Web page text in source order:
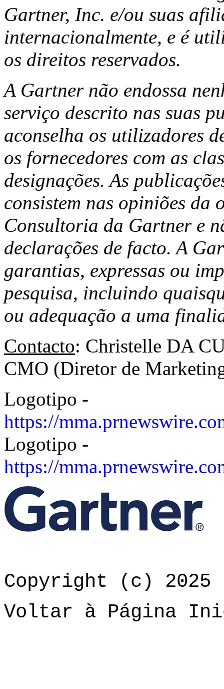
Gartner, Inc. e/ou suas
internacionalmente, e é
os direitos reservados.
A Gartner não endossa
serviço descrito nas suas
aconselha os utilizadores
os fornecedores com as
designações. As
consistem nas opiniões da
Consultoria da Gartner e
declarações de facto. A
garantias, expressas ou
pesquisa, incluindo
ou adequação a uma
Contacto: Christelle DA
CMO (Diretor de
Logotipo -
https://
Logotipo -
https://
Copyright (c) 2025
Voltar à Página